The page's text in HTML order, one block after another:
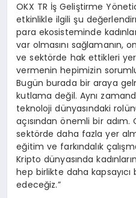
OKX TR İş Geliştirme
etkinlikle ilgili şu
para ekosisteminde
var olmasını sağlamanın,
ve sektörde hak ettikleri
vermenin hepimizin
Bugün burada bir araya
kutlama değil. Aynı
teknoloji dünyasındaki
açısından önemli bir adım.
sektörde daha fazla yer
eğitim ve farkındalık
Kripto dünyasında
hep birlikte daha
edeceğiz.”